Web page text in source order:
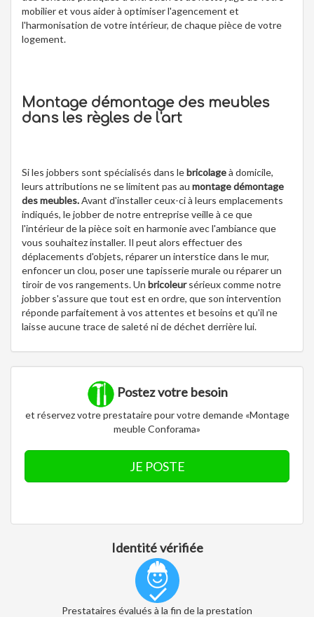
mobilier et vous aider à optimiser l'agencement et
l'harmonisation de votre intérieur, de chaque pièce de votre
logement.
Montage démontage des meubles
dans les règles de l'art
Si les jobbers sont spécialisés dans lebricolageà domicile,
leurs attributions ne se limitent pas au montage démontage
des meubles.Avant d'installer ceux-ci à leurs emplacements
indiqués, le jobber de notre entreprise veille à ce que
l'intérieur de la pièce soit en harmonie avec l'ambiance que
vous souhaitez installer. Il peut alors effectuer des
déplacements d'objets, réparer un interstice dans le mur,
enfoncer un clou, poser une tapisserie murale ou réparer un
tiroir de vos rangements. Un bricoleursérieux comme notre
jobber s'assure que tout est en ordre, que son intervention
réponde parfaitement à vos attentes et besoins et qu'il ne
laisse aucune trace de saleté ni de déchet derrière lui.
Postez votre besoin
et réservez votre prestataire pour votre demande «Montage
meuble Conforama»
JE POSTE
Identité vérifiée
Prestataires évalués à la fin de la prestation